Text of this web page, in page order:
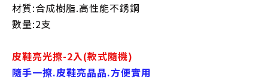
材質:合成樹脂.高性能不銹鋼
數量:2支
皮鞋亮光擦-2入(款式隨機)
隨手一擦.皮鞋亮晶晶.方便實用